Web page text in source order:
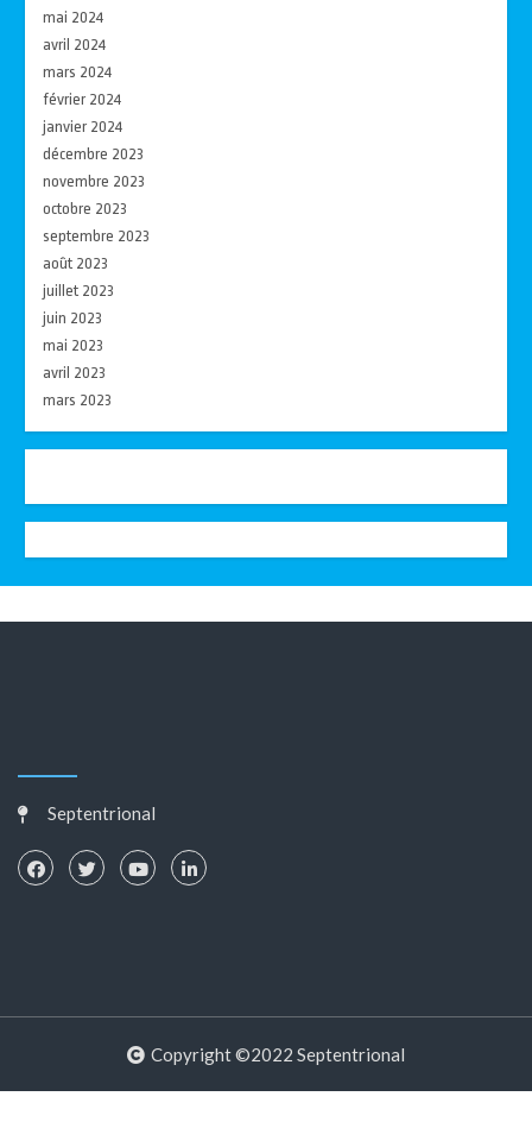
mai 2024
avril 2024
mars 2024
février 2024
janvier 2024
décembre 2023
novembre 2023
octobre 2023
septembre 2023
août 2023
juillet 2023
juin 2023
mai 2023
avril 2023
mars 2023
Septentrional
Copyright ©2022 Septentrional